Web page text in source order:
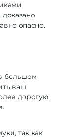
опасно.
большом
ваш
дорогую
так как